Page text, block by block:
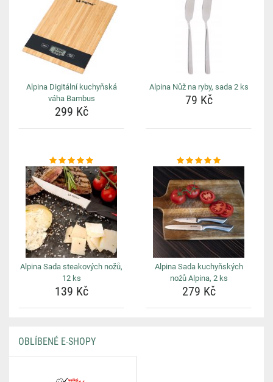
Alpina Digitální kuchyňská
váha Bambus
299 Kč
Alpina Nůž na ryby, sada 2 ks
79 Kč
Alpina Sada steakových nožů,
12 ks
139 Kč
Alpina Sada kuchyňských
nožů Alpina, 2 ks
279 Kč
OBLÍBENÉ E-SHOPY